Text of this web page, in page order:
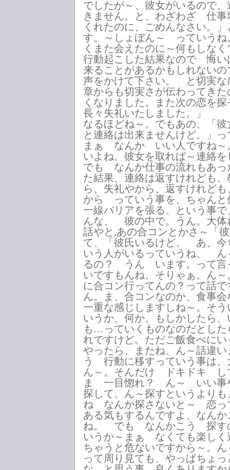
でしたが～、彼女がいるので
きません。と、わざわざ 仕事
くれたのに、ごめんなさい。
す。～しょぼん～ っていう
くまた会えたのに～何もしな
行動起こした結果なので 悔
来ることがあるかもしれない
声をかけて下さい。 と切実な
章からも切実さが伝わってき
くなりました。また次の恋を
長々失礼いたしました。」
なるほどね～。でもあの、「
と連絡は出来ませんけど。」
まぁ なんか いい人ですね
いよね。彼女を取れば～連絡
でも なんか仕事の流れもあっ
た結果、連絡は返すけれども
ら、失礼やから、返すけれど
から っていう事を、ちゃん
一線バリアを張る、という事
んな、 彼の中で。うん。大
話やと,あの合コンとかさ～「
て、「彼氏いるけど、 あ、今
いう人がいるっていうね、
るの？ うん います。って言
いですもんね、そりゃぁ。ん
に合コン行ってんの？って話
ん。ま、合コンなのか、食事
一重な感じしますしね～。そ
いうか、何か、もしかしたら
も…っていくものなのだとし
れですけど。ただご飯食べに
やったら、またね、ん～話違
う 行動に移すっていう事は
ん～。そんだけ ドキドキ し
ま 一目惚れ？ ん～ いい事
探して、ん～探すというより
ね なんか探さないと～ 恋っ
ある気もするんですよ、なん
ね。 でも なんかこう 探す
いうか～まぁ なくても楽しく
ちゃうと危ないですから～。
って周り見ても、やっぱちょ